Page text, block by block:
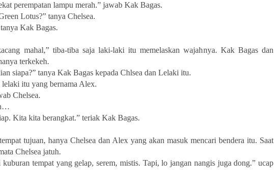
perempatan lampu merah.” jawab Kak Bagas.
Lotus?” tanya Chelsea.
Kak Bagas.
mahal,” tiba-tiba saja laki-laki itu memelaskan wajahnya. Kak Bagas dan
terkekeh.
siapa?” tanya Kak Bagas kepada Chlsea dan Lelaki itu.
itu yang bernama Alex.
Chelsea.
Kita kita berangkat.” teriak Kak Bagas.
tujuan, hanya Chelsea dan Alex yang akan masuk mencari bendera itu. Saat
Chelsea jatuh.
tempat yang gelap, serem, mistis. Tapi, lo jangan nangis juga dong.” ucap